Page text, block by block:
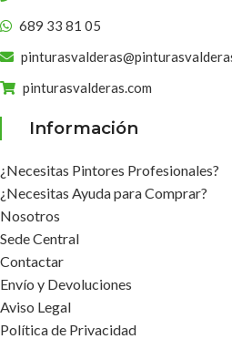
689 33 81 05
pinturasvalderas.com
Información
¿Necesitas Pintores Profesionales?
¿Necesitas Ayuda para Comprar?
Nosotros
Sede Central
Contactar
Envío y Devoluciones
Aviso Legal
Política de Privacidad